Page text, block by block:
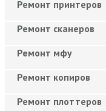
Ремонт принтеров
Ремонт сканеров
Ремонт мфу
Ремонт копиров
Ремонт плоттеров